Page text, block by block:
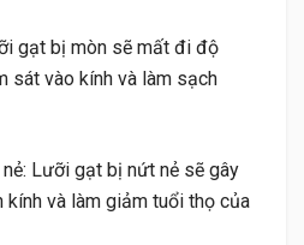
gạt bị mòn sẽ mất đi độ
sát vào kính và làm sạch
Lưỡi gạt bị nứt nẻ sẽ gây
kính và làm giảm tuổi thọ của